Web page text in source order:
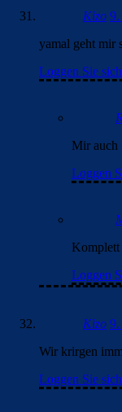
Kizo 9.
yamal geht mir
Loggen Sie
Mir auch
Loggen
Komplett
Loggen
Kizo 9.
Wir krirgen
Loggen Sie